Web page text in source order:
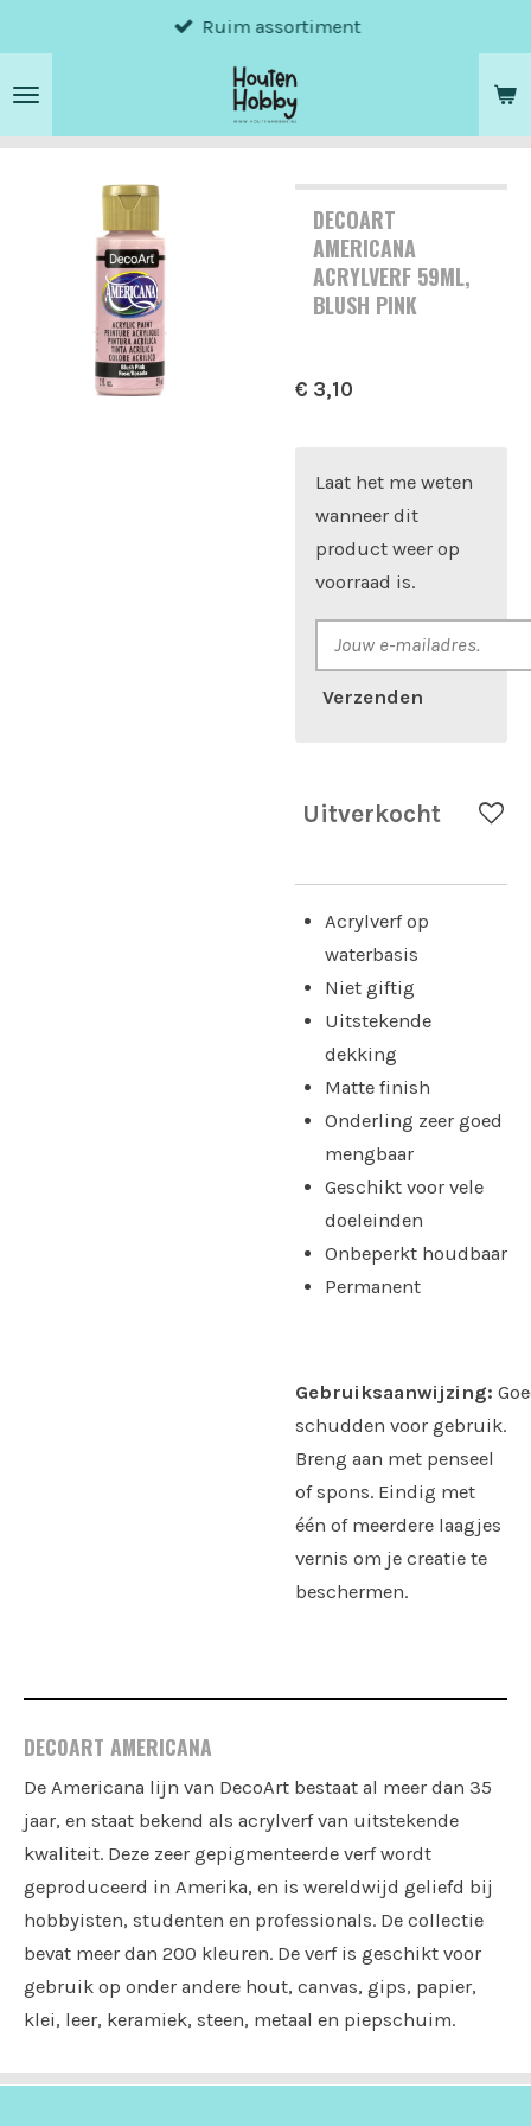
direct
naar
Ruim assortiment
DECOART
AMERICANA
ACRYLVERF 59ML,
BLUSH PINK
€ 3,10
Laat het me weten
wanneer dit
product weer op
voorraad is.
Verzenden
Uitverkocht
Acrylverf op
waterbasis
Niet giftig
Uitstekende
dekking
Matte finish
Onderling zeer goed
mengbaar
Geschikt voor vele
doeleinden
Onbeperkt houdbaar
Permanent
Gebruiksaanwijzing:
schudden voor gebruik.
Breng aan met penseel
of spons. Eindig met
één of meerdere laagjes
vernis om je creatie te
beschermen.
DECOART AMERICANA
De Americana lijn van DecoArt bestaat al meer dan 35
jaar, en staat bekend als acrylverf van uitstekende
kwaliteit. Deze zeer gepigmenteerde verf wordt
geproduceerd in Amerika, en is wereldwijd geliefd bij
hobbyisten, studenten en professionals. De collectie
bevat meer dan 200 kleuren. De verf is geschikt voor
gebruik op onder andere hout, canvas, gips, papier,
klei, leer, keramiek, steen, metaal en piepschuim.